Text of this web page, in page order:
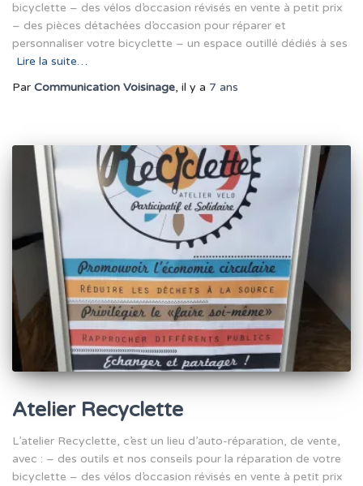
bicyclette – des vélos d’occasion révisés en vente à petit prix
– des pièces détachées d’occasion pour réparer et
personnaliser votre bicyclette – un espace outillé dédiés à ses
Lire la suite…
Par Communication Voisinage, il y a 7 ans
Atelier Recyclette
L’atelier Recyclette, c’est un lieu d’auto-réparation, de vente,
avec : – des outils et nos conseils pour la réparation de votre
bicyclette – des vélos d’occasion révisés en vente à petit prix